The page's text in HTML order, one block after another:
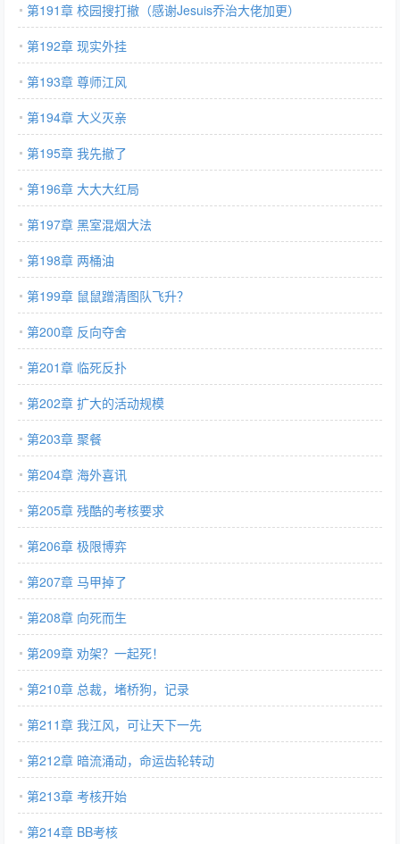
第191章 校园搜打撤（感谢Jesuis乔治大佬加更）
第192章 现实外挂
第193章 尊师江风
第194章 大义灭亲
第195章 我先撤了
第196章 大大大红局
第197章 黑室混烟大法
第198章 两桶油
第199章 鼠鼠蹭清图队飞升？
第200章 反向夺舍
第201章 临死反扑
第202章 扩大的活动规模
第203章 聚餐
第204章 海外喜讯
第205章 残酷的考核要求
第206章 极限博弈
第207章 马甲掉了
第208章 向死而生
第209章 劝架？一起死！
第210章 总裁，堵桥狗，记录
第211章 我江风，可让天下一先
第212章 暗流涌动，命运齿轮转动
第213章 考核开始
第214章 BB考核